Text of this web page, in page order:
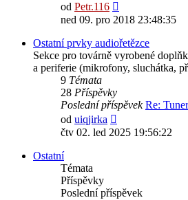
od Petr.116
poslední
ned 09. pro 2018 23:48:35
Ostatní prvky audiořetězce
Sekce pro továrně vyrobené
a periferie (mikrofony, sluchátka,
9 Témata
28 Příspěvky
Poslední příspěvek Re:
od uiqjirka
poslední
čtv 02. led 2025 19:56:22
Ostatní
Témata
Příspěvky
Poslední příspěvek